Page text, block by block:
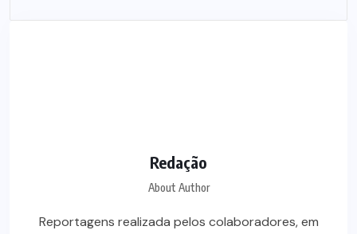
Redação
About Author
Reportagens realizada pelos colaboradores, em